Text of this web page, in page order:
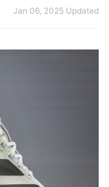
Jan 06, 2025 Updated